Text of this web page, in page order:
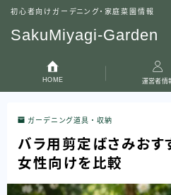
SakuMiyagi-Garden
初心者向けガーデニング・家庭菜園情報
HOME 運営者情
ガーデニング道具・収納
バラ用剪定ばさみおす
女性向けを比較